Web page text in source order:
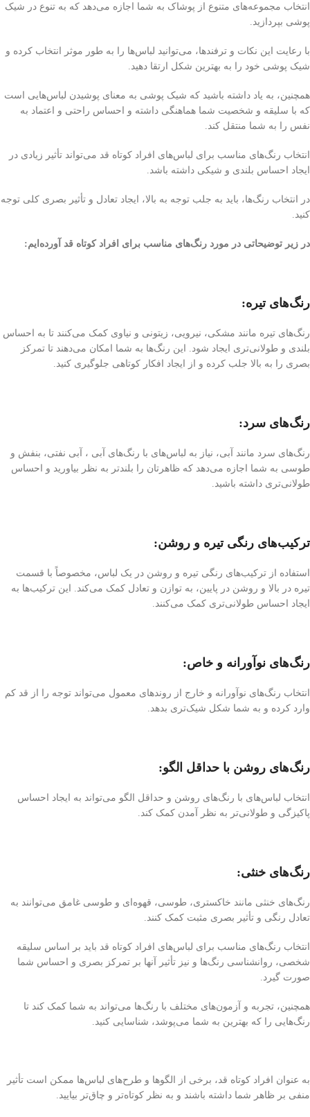
انتخاب مجموعه‌های متنوع از پوشاک به شما اجازه می‌دهد که به تنوع در شیک
پوشی بپردازید.
با رعایت این نکات و ترفندها، می‌توانید لباس‌ها را به طور موثر انتخاب کرده و
شیک پوشی خود را به بهترین شکل ارتقا دهید.
همچنین، به یاد داشته باشید که شیک پوشی به معنای پوشیدن لباس‌هایی است
که با سلیقه و شخصیت شما هماهنگی داشته و احساس راحتی و اعتماد به
نفس را به شما منتقل کند.
انتخاب رنگ‌های مناسب برای لباس‌های افراد کوتاه قد می‌تواند تأثیر زیادی در
ایجاد احساس بلندی و شیکی داشته باشد.
در انتخاب رنگ‌ها، باید به جلب توجه به بالا، ایجاد تعادل و تأثیر بصری کلی توجه
کنید.
در زیر توضیحاتی در مورد رنگ‌های مناسب برای افراد کوتاه قد آورده‌ایم:
رنگ‌های تیره:
رنگ‌های تیره مانند مشکی، نیرویی، زیتونی و نیاوی کمک می‌کنند تا به احساس
بلندی و طولانی‌تری ایجاد شود. این رنگ‌ها به شما امکان می‌دهند تا تمرکز
بصری را به بالا جلب کرده و از ایجاد افکار کوتاهی جلوگیری کنید.
رنگ‌های سرد:
رنگ‌های سرد مانند آبی، نیاز به لباس‌های با رنگ‌های آبی ، آبی نفتی، بنفش و
طوسی به شما اجازه می‌دهد که ظاهرتان را بلندتر به نظر بیاورید و احساس
طولانی‌تری داشته باشید.
ترکیب‌های رنگی تیره و روشن:
استفاده از ترکیب‌های رنگی تیره و روشن در یک لباس، مخصوصاً با قسمت
تیره در بالا و روشن در پایین، به توازن و تعادل کمک می‌کند. این ترکیب‌ها به
ایجاد احساس طولانی‌تری کمک می‌کنند.
رنگ‌های نوآورانه و خاص:
انتخاب رنگ‌های نوآورانه و خارج از روندهای معمول می‌تواند توجه را از قد کم
وارد کرده و به شما شکل شیک‌تری بدهد.
رنگ‌های روشن با حداقل الگو:
انتخاب لباس‌های با رنگ‌های روشن و حداقل الگو می‌تواند به ایجاد احساس
پاکیزگی و طولانی‌تر به نظر آمدن کمک کند.
رنگ‌های خنثی:
رنگ‌های خنثی مانند خاکستری، طوسی، قهوه‌ای و طوسی غامق می‌توانند به
تعادل رنگی و تأثیر بصری مثبت کمک کنند.
انتخاب رنگ‌های مناسب برای لباس‌های افراد کوتاه قد باید بر اساس سلیقه
شخصی، روانشناسی رنگ‌ها و نیز تأثیر آنها بر تمرکز بصری و احساس شما
صورت گیرد.
همچنین، تجربه و آزمون‌های مختلف با رنگ‌ها می‌تواند به شما کمک کند تا
رنگ‌هایی را که بهترین به شما می‌پوشد، شناسایی کنید.
به عنوان افراد کوتاه قد، برخی از الگوها و طرح‌های لباس‌ها ممکن است تأثیر
منفی بر ظاهر شما داشته باشند و به نظر کوتاه‌تر و چاق‌تر بیایید.